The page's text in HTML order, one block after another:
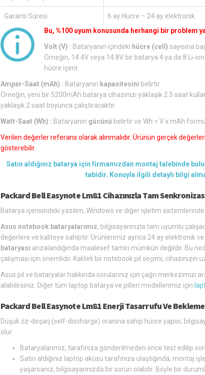
Garanti Süresi
6 ay Hücre – 24 ay elektronik.
Bu, %100 uyum konusunda herhangi bir problem
Volt (V) : Bataryanın içindeki hücre (cell) sayısına
Örneğin, 14.4V veya 14.8V bir batarya 4 ya da 8 Li-
hücre içerir.
Amper-Saat (mAh) : Bataryanın kapasitesini belirtir.
Örneğin, yeni bir 5200mAh batarya cihazınızı yaklaşık 2.5 saat
yaklaşık 2 saat boyunca çalıştıracaktır.
Watt-Saat (Wh) : Bataryanın gücünü belirtir ve Wh = V x mAh
Verilen değerler referans olarak alınmalıdır. Ürünün gerçek
gösterebilir.
Satın aldığınız batarya için firmamızdan montaj talebinde
tabidir. Konuyla ilgili detaylı bilgi
Packard Bell Easynote Lm81 Cihazınızla Tam
Batarya içerisindeki yazılım, Windows ve diğer işletim
Asus notebook bataryalarımız, bilgisayarınızla tam uyumlu
değerlere ve kaliteye sahiptir. Ürünlerimiz ayrıca 24 ay elektronik
bataryası arızalandığında maalesef tamiri mümkün değildir. Bu
çalışması için önemlidir. Kaliteli bir notebook pil seçimi,
Asus pil ve bataryalar hakkında sorularınız için çağrı merkezimizi
alabilirsiniz. Diğer tüm laptop batarya ve pilleri modellerimiz için
Packard Bell Easynote Lm81 Enerji Tasarrufu Ve
Düşük öz-deşarj (self-discharge) oranına sahip hücre yapısı,
olur.
Bataryalarımız, tarafınıza gönderilmeden önce test edilip
Satın aldığınız laptop aküsü tarafınıza ulaştığında, montaj
yaşarsanız, bilgisayarınızda bir sorun olabilir. Böyle bir